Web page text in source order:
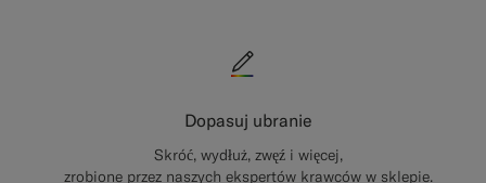
Dopasuj ubranie
Skróć, wydłuż, zwęź i więcej,
zrobione przez naszych ekspertów krawców w sklepie.